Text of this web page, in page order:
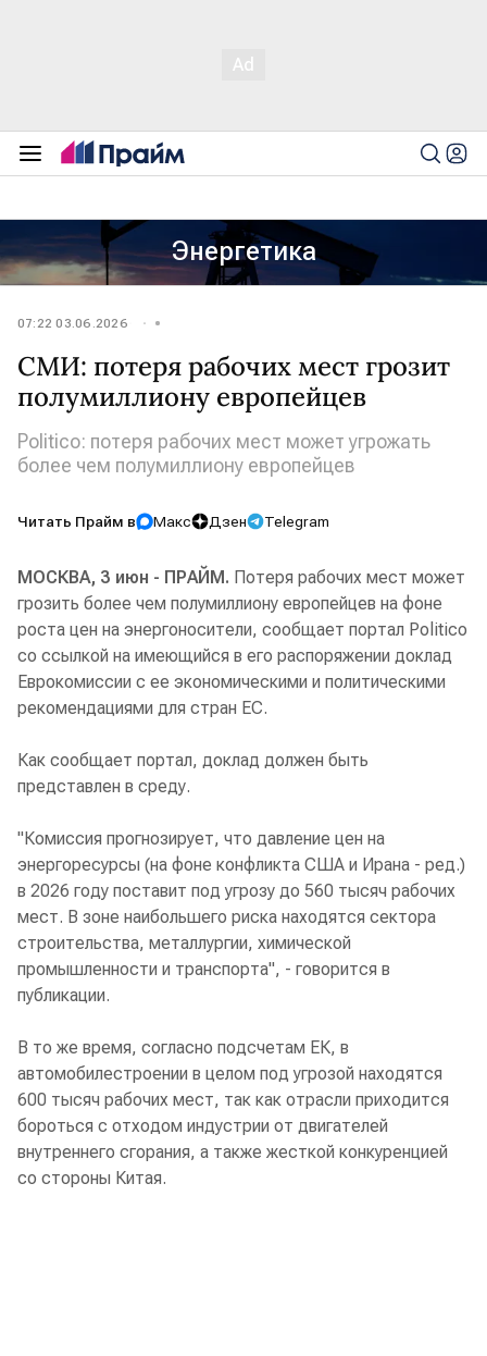
Энергетика
07:22 03.06.2026
СМИ: потеря рабочих мест грозит
полумиллиону европейцев
Politico: потеря рабочих мест может угрожать
более чем полумиллиону европейцев
Читать Прайм в Макс Дзен Telegram
МОСКВА, 3 июн - ПРАЙМ. Потеря рабочих мест может
грозить более чем полумиллиону европейцев на фоне
роста цен на энергоносители, сообщает портал Politico
со ссылкой на имеющийся в его распоряжении доклад
Еврокомиссии с ее экономическими и политическими
рекомендациями для стран ЕС.
Как сообщает портал, доклад должен быть
представлен в среду.
"Комиссия прогнозирует, что давление цен на
энергоресурсы (на фоне конфликта США и Ирана - ред.)
в 2026 году поставит под угрозу до 560 тысяч рабочих
мест. В зоне наибольшего риска находятся сектора
строительства, металлургии, химической
промышленности и транспорта", - говорится в
публикации.
В то же время, согласно подсчетам ЕК, в
автомобилестроении в целом под угрозой находятся
600 тысяч рабочих мест, так как отрасли приходится
бороться с отходом индустрии от двигателей
внутреннего сгорания, а также жесткой конкуренцией
со стороны Китая.